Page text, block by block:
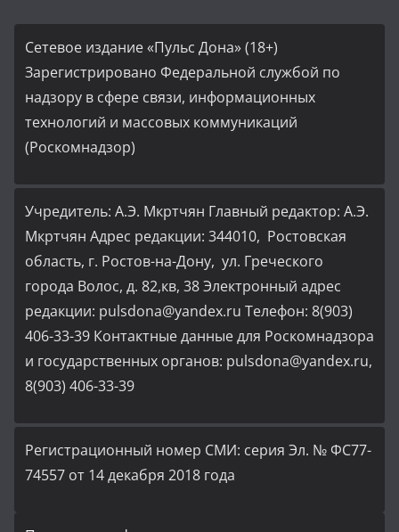
Сетевое издание «Пульс Дона» (18+)
Зарегистрировано Федеральной службой по
надзору в сфере связи, информационных
технологий и массовых коммуникаций
(Роскомнадзор)
Учредитель: А.Э. Мкртчян Главный редактор: А.Э.
Мкртчян Адрес редакции: 344010, Ростовская
область, г. Ростов-на-Дону, ул. Греческого
города Волос, д. 82,кв, 38 Электронный адрес
редакции: pulsdona@yandex.ru Телефон: 8(903)
406-33-39 Контактные данные для Роскомнадзора
и государственных органов: pulsdona@yandex.ru,
8(903) 406-33-39
Регистрационный номер СМИ: серия Эл. № ФС77-
74557 от 14 декабря 2018 года